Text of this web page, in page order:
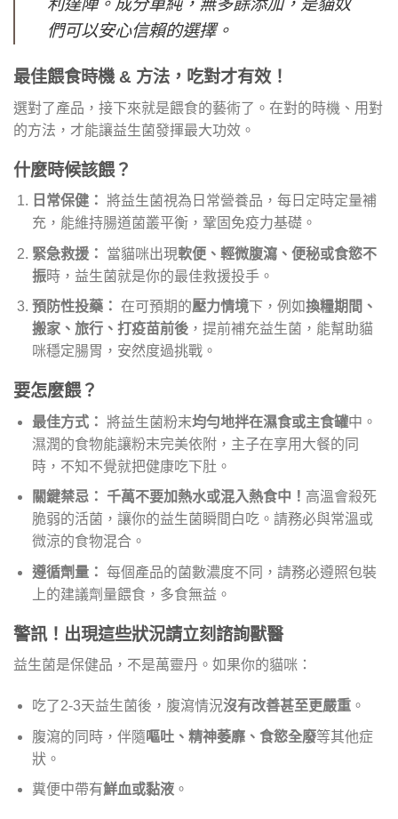
利達陣。成分單純，無多餘添加，是貓奴
們可以安心信賴的選擇。
最佳餵食時機 & 方法，吃對才有效！
選對了產品，接下來就是餵食的藝術了。在對的時機、用對
的方法，才能讓益生菌發揮最大功效。
什麼時候該餵？
日常保健： 將益生菌視為日常營養品，每日定時定量補
充，能維持腸道菌叢平衡，鞏固免疫力基礎。
緊急救援： 當貓咪出現軟便、輕微腹瀉、便秘或食慾不
振時，益生菌就是你的最佳救援投手。
預防性投藥： 在可預期的壓力情境下，例如換糧期間、
搬家、旅行、打疫苗前後，提前補充益生菌，能幫助貓
咪穩定腸胃，安然度過挑戰。
要怎麼餵？
最佳方式： 將益生菌粉末均勻地拌在濕食或主食罐中。
濕潤的食物能讓粉末完美依附，主子在享用大餐的同
時，不知不覺就把健康吃下肚。
關鍵禁忌： 千萬不要加熱水或混入熱食中！ 高溫會殺死
脆弱的活菌，讓你的益生菌瞬間白吃。請務必與常溫或
微涼的食物混合。
遵循劑量： 每個產品的菌數濃度不同，請務必遵照包裝
上的建議劑量餵食，多食無益。
警訊！出現這些狀況請立刻諮詢獸醫
益生菌是保健品，不是萬靈丹。如果你的貓咪：
吃了2-3天益生菌後，腹瀉情況沒有改善甚至更嚴重。
腹瀉的同時，伴隨 嘔吐、精神萎靡、食慾全廢等其他症
狀。
糞便中帶有鮮血或黏液。